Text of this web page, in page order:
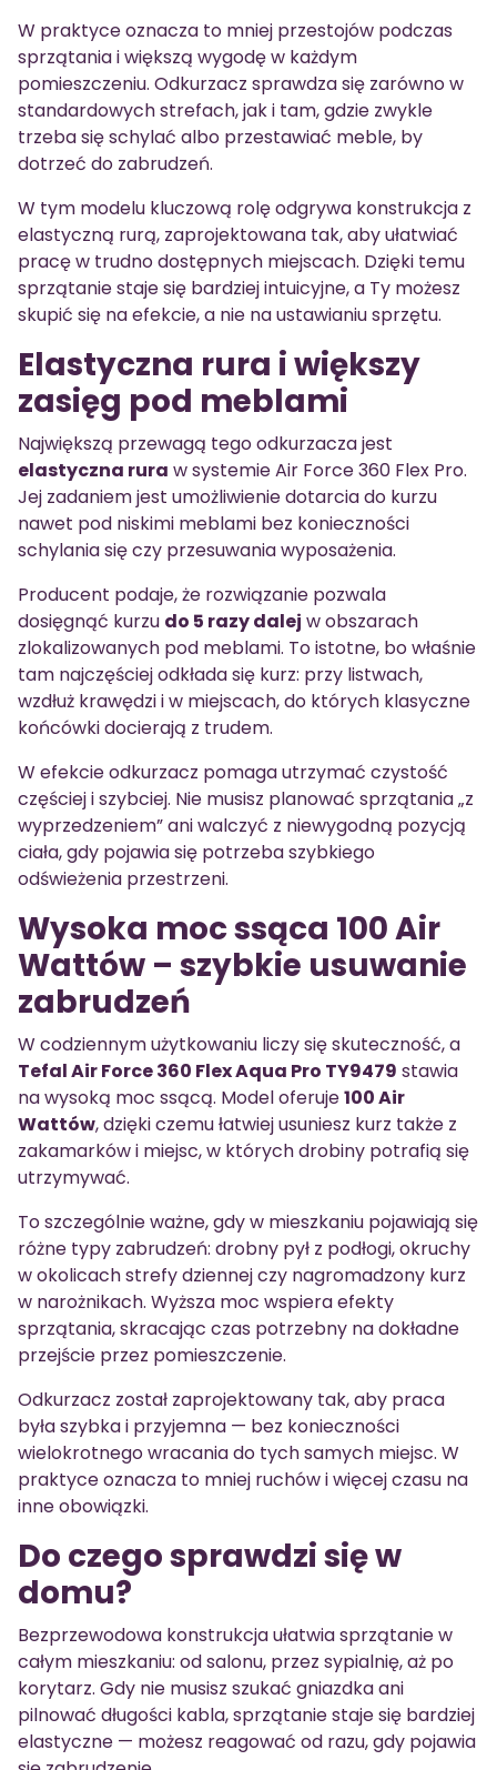
W praktyce oznacza to mniej przestojów podczas
sprzątania i większą wygodę w każdym
pomieszczeniu. Odkurzacz sprawdza się zarówno w
standardowych strefach, jak i tam, gdzie zwykle
trzeba się schylać albo przestawiać meble, by
dotrzeć do zabrudzeń.
W tym modelu kluczową rolę odgrywa konstrukcja z
elastyczną rurą, zaprojektowana tak, aby ułatwiać
pracę w trudno dostępnych miejscach. Dzięki temu
sprzątanie staje się bardziej intuicyjne, a Ty możesz
skupić się na efekcie, a nie na ustawianiu sprzętu.
Elastyczna rura i większy
zasięg pod meblami
Największą przewagą tego odkurzacza jest
elastyczna rura w systemie Air Force 360 Flex Pro.
Jej zadaniem jest umożliwienie dotarcia do kurzu
nawet pod niskimi meblami bez konieczności
schylania się czy przesuwania wyposażenia.
Producent podaje, że rozwiązanie pozwala
dosięgnąć kurzu do 5 razy dalej w obszarach
zlokalizowanych pod meblami. To istotne, bo właśnie
tam najczęściej odkłada się kurz: przy listwach,
wzdłuż krawędzi i w miejscach, do których klasyczne
końcówki docierają z trudem.
W efekcie odkurzacz pomaga utrzymać czystość
częściej i szybciej. Nie musisz planować sprzątania „z
wyprzedzeniem” ani walczyć z niewygodną pozycją
ciała, gdy pojawia się potrzeba szybkiego
odświeżenia przestrzeni.
Wysoka moc ssąca 100 Air
Wattów – szybkie usuwanie
zabrudzeń
W codziennym użytkowaniu liczy się skuteczność, a
Tefal Air Force 360 Flex Aqua Pro TY9479 stawia
na wysoką moc ssącą. Model oferuje100 Air
Wattów, dzięki czemu łatwiej usuniesz kurz także z
zakamarków i miejsc, w których drobiny potrafią się
utrzymywać.
To szczególnie ważne, gdy w mieszkaniu pojawiają się
różne typy zabrudzeń: drobny pył z podłogi, okruchy
w okolicach strefy dziennej czy nagromadzony kurz
w narożnikach. Wyższa moc wspiera efekty
sprzątania, skracając czas potrzebny na dokładne
przejście przez pomieszczenie.
Odkurzacz został zaprojektowany tak, aby praca
była szybka i przyjemna — bez konieczności
wielokrotnego wracania do tych samych miejsc. W
praktyce oznacza to mniej ruchów i więcej czasu na
inne obowiązki.
Do czego sprawdzi się w
domu?
Bezprzewodowa konstrukcja ułatwia sprzątanie w
całym mieszkaniu: od salonu, przez sypialnię, aż po
korytarz. Gdy nie musisz szukać gniazdka ani
pilnować długości kabla, sprzątanie staje się bardziej
elastyczne — możesz reagować od razu, gdy pojawia